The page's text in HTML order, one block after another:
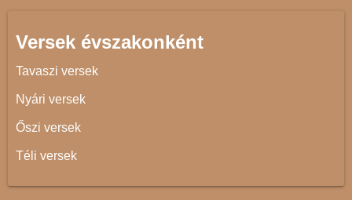
Versek évszakonként
Tavaszi versek
Nyári versek
Őszi versek
Téli versek